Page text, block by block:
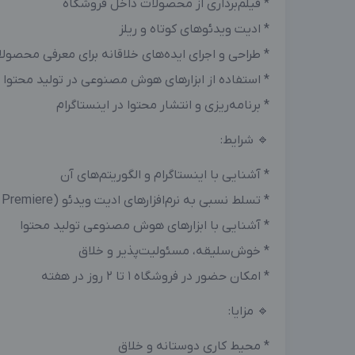
* فیلم‌برداری از محصولات داخل فروشگاه
* ادیت ویدئوهای کوتاه و ریلز
* طراحی و اجرای ایده‌های خلاقانه برای معرفی
* استفاده از ابزارهای هوش مصنوعی در تولید محتوا
* برنامه‌ریزی و انتشار محتوا در اینستاگرام
🔹 شرایط:
* آشنایی با اینستاگرام و الگوریتم‌های آن
* تسلط نسبی به نرم‌افزارهای ادیت ویدئو (CapCut، Premiere یا مشابه)
* آشنایی با ابزارهای هوش مصنوعی تولید محتوا
* خوش‌سلیقه، مسئولیت‌پذیر و خلاق
* امکان حضور در فروشگاه ۱ تا ۲ روز در هفته
🔹 مزایا:
* محیط کاری دوستانه و خلاق